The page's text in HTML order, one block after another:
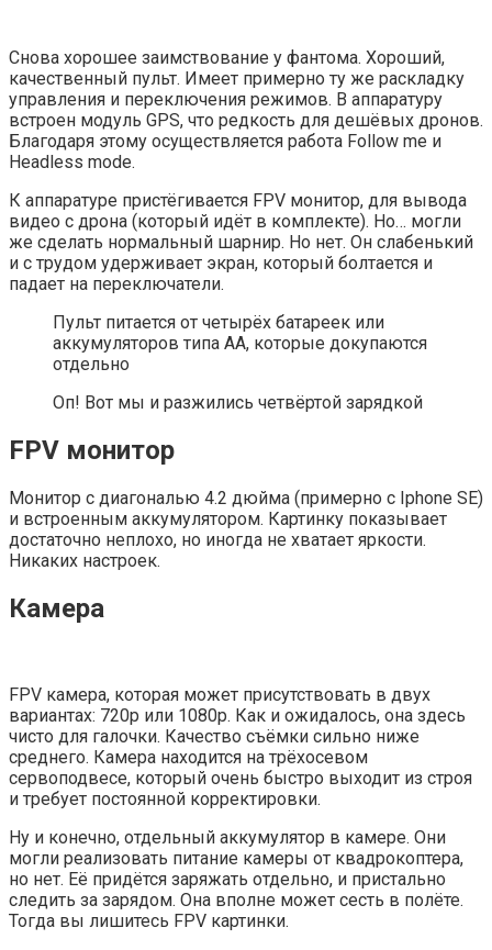
Снова хорошее заимствование у фантома. Хороший,
качественный пульт. Имеет примерно ту же раскладку
управления и переключения режимов. В аппаратуру
встроен модуль GPS, что редкость для дешёвых дронов.
Благодаря этому осуществляется работа Follow me и
Headless mode.
К аппаратуре пристёгивается FPV монитор, для вывода
видео с дрона (который идёт в комплекте). Но… могли
же сделать нормальный шарнир. Но нет. Он слабенький
и с трудом удерживает экран, который болтается и
падает на переключатели.
Пульт питается от четырёх батареек или
аккумуляторов типа АА, которые докупаются
отдельно
Оп! Вот мы и разжились четвёртой зарядкой
FPV монитор
Монитор с диагональю 4.2 дюйма (примерно с Iphone SE)
и встроенным аккумулятором. Картинку показывает
достаточно неплохо, но иногда не хватает яркости.
Никаких настроек.
Камера
FPV камера, которая может присутствовать в двух
вариантах: 720р или 1080р. Как и ожидалось, она здесь
чисто для галочки. Качество съёмки сильно ниже
среднего. Камера находится на трёхосевом
сервоподвесе, который очень быстро выходит из строя
и требует постоянной корректировки.
Ну и конечно, отдельный аккумулятор в камере. Они
могли реализовать питание камеры от квадрокоптера,
но нет. Её придётся заряжать отдельно, и пристально
следить за зарядом. Она вполне может сесть в полёте.
Тогда вы лишитесь FPV картинки.